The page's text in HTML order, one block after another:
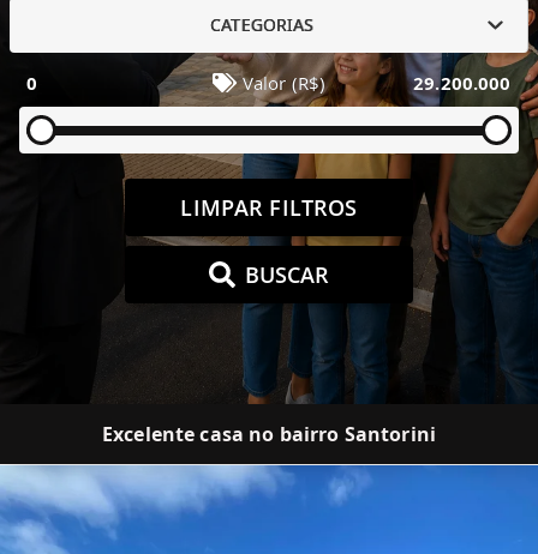
CATEGORIAS
0 Valor (R$) 29.200.000
LIMPAR FILTROS
BUSCAR
Excelente casa no bairro Santorini